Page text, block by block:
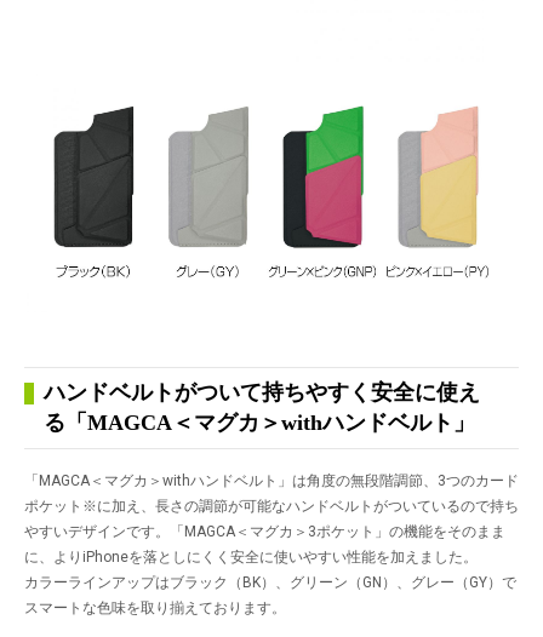
ハンドベルトがついて持ちやすく安全に使え
る「MAGCA＜マグカ＞withハンドベルト」
「MAGCA＜マグカ＞withハンドベルト」は角度の無段階調節、3つのカード
ポケット ※に加え、長さの調節が可能なハンドベルトがついているので持ち
やすいデザインです。「MAGCA＜マグカ＞3ポケット」の機能をそのまま
に、よりiPhoneを落としにくく安全に使いやすい性能を加えました。
カラーラインアップはブラック（BK）、グリーン（GN）、グレー（GY）で
スマートな色味を取り揃えております。